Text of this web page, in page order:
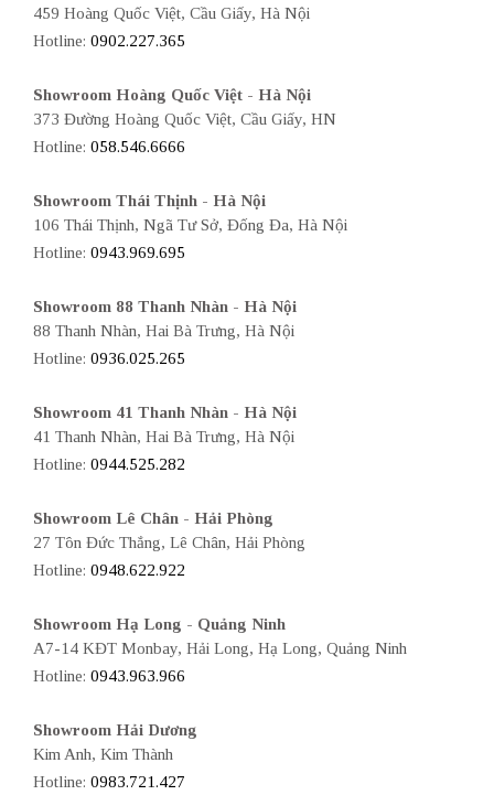
459 Hoàng Quốc Việt, Cầu Giấy, Hà Nội
Hotline: 0902.227.365
Showroom Hoàng Quốc Việt - Hà Nội
373 Đường Hoàng Quốc Việt, Cầu Giấy, HN
Hotline: 058.546.6666
Showroom Thái Thịnh - Hà Nội
106 Thái Thịnh, Ngã Tư Sở, Đống Đa, Hà Nội
Hotline: 0943.969.695
Showroom 88 Thanh Nhàn - Hà Nội
88 Thanh Nhàn, Hai Bà Trưng, Hà Nội
Hotline: 0936.025.265
Showroom 41 Thanh Nhàn - Hà Nội
41 Thanh Nhàn, Hai Bà Trưng, Hà Nội
Hotline: 0944.525.282
Showroom Lê Chân - Hải Phòng
27 Tôn Đức Thắng, Lê Chân, Hải Phòng
Hotline: 0948.622.922
Showroom Hạ Long - Quảng Ninh
A7-14 KĐT Monbay, Hải Long, Hạ Long, Quảng Ninh
Hotline: 0943.963.966
Showroom Hải Dương
Kim Anh, Kim Thành
Hotline: 0983.721.427